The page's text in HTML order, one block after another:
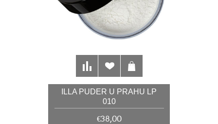
ILLA PUDER U PRAHU LP
010
€38,00